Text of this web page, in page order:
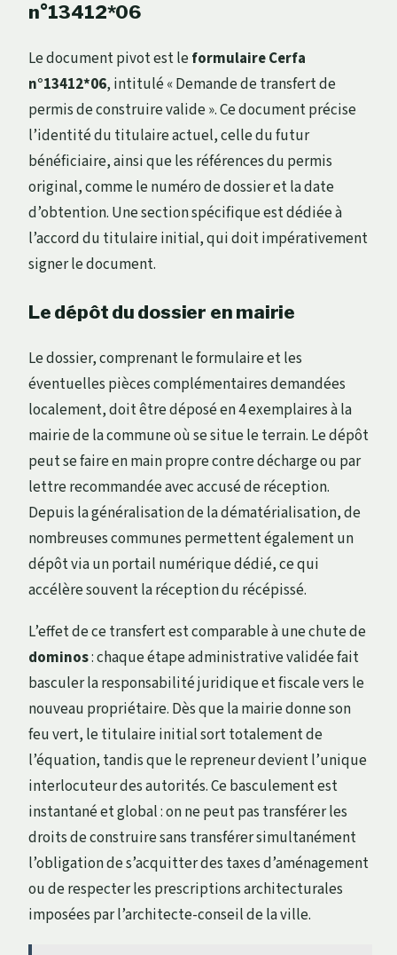
n°13412*06
Le document pivot est leformulaire Cerfa
n°13412*06, intitulé « Demande de transfert de
permis de construire valide ». Ce document précise
l’identité du titulaire actuel, celle du futur
bénéficiaire, ainsi que les références du permis
original, comme le numéro de dossier et la date
d’obtention. Une section spécifique est dédiée à
l’accord du titulaire initial, qui doit impérativement
signer le document.
Le dépôt du dossier en mairie
Le dossier, comprenant le formulaire et les
éventuelles pièces complémentaires demandées
localement, doit être déposé en 4 exemplaires à la
mairie de la commune où se situe le terrain. Le dépôt
peut se faire en main propre contre décharge ou par
lettre recommandée avec accusé de réception.
Depuis la généralisation de la dématérialisation, de
nombreuses communes permettent également un
dépôt via un portail numérique dédié, ce qui
accélère souvent la réception du récépissé.
L’effet de ce transfert est comparable à une chute de
dominos: chaque étape administrative validée fait
basculer la responsabilité juridique et fiscale vers le
nouveau propriétaire. Dès que la mairie donne son
feu vert, le titulaire initial sort totalement de
l’équation, tandis que le repreneur devient l’unique
interlocuteur des autorités. Ce basculement est
instantané et global : on ne peut pas transférer les
droits de construire sans transférer simultanément
l’obligation de s’acquitter des taxes d’aménagement
ou de respecter les prescriptions architecturales
imposées par l’architecte-conseil de la ville.